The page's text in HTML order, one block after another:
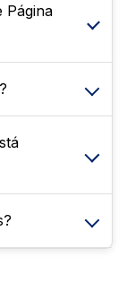
com
da frente,
os lados.
Página
em
Fosco
250g e
e Reciclato
por
uniforme,
Azul,